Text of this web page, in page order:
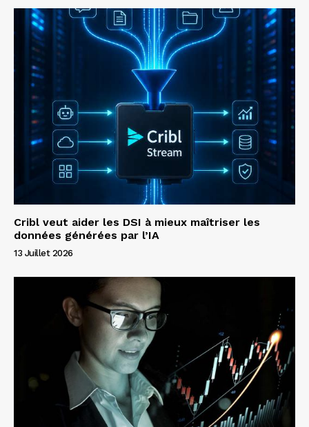
Cribl veut aider les DSI à mieux maîtriser les
données générées par l’IA
13 Juillet 2026